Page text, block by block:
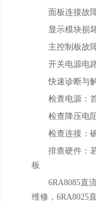
面板连接故
显示模块损
主控制板故
开关电源电
快速诊断与
检查电源‌：
检查降压电
检查连接‌：
排查硬件‌：
板‌
6RA8085直
维修，6RA8025